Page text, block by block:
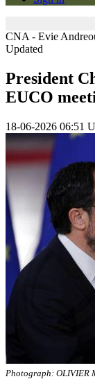
CNA - Evie
Updated
President
EUCO
18-06-2026 06:51
Photograph: OLIVIER